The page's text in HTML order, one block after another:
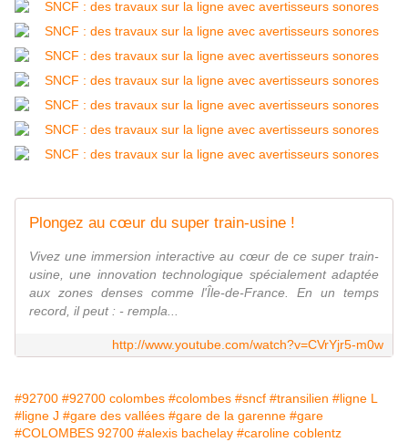
Plongez au cœur du super train-usine !
Vivez une immersion interactive au cœur de ce super train-
usine, une innovation technologique spécialement adaptée
aux zones denses comme l'Île-de-France. En un temps
record, il peut : - rempla...
http://www.youtube.com/watch?v=CVrYjr5-m0w
#92700 #92700 colombes #colombes #sncf #transilien #ligne L
#ligne J #gare des vallées #gare de la garenne #gare
#COLOMBES 92700 #alexis bachelay #caroline coblentz